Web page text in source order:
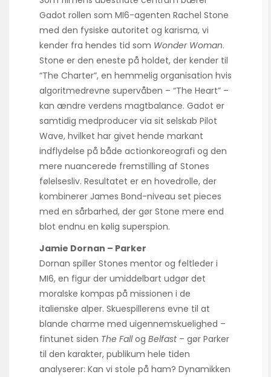
Gadot rollen som MI6-agenten Rachel Stone
med den fysiske autoritet og karisma, vi
kender fra hendes tid som Wonder Woman.
Stone er den eneste på holdet, der kender til
“The Charter”, en hemmelig organisation hvis
algoritmedrevne supervåben – “The Heart” –
kan ændre verdens magtbalance. Gadot er
samtidig medproducer via sit selskab Pilot
Wave, hvilket har givet hende markant
indflydelse på både actionkoreografi og den
mere nuancerede fremstilling af Stones
følelsesliv. Resultatet er en hovedrolle, der
kombinerer James Bond-niveau set pieces
med en sårbarhed, der gør Stone mere end
blot endnu en kølig superspion.
Jamie Dornan – Parker
Dornan spiller Stones mentor og feltleder i
MI6, en figur der umiddelbart udgør det
moralske kompas på missionen i de
italienske alper. Skuespillerens evne til at
blande charme med uigennemskuelighed –
fintunet siden The Fallog Belfast– gør Parker
til den karakter, publikum hele tiden
analyserer: Kan vi stole på ham? Dynamikken